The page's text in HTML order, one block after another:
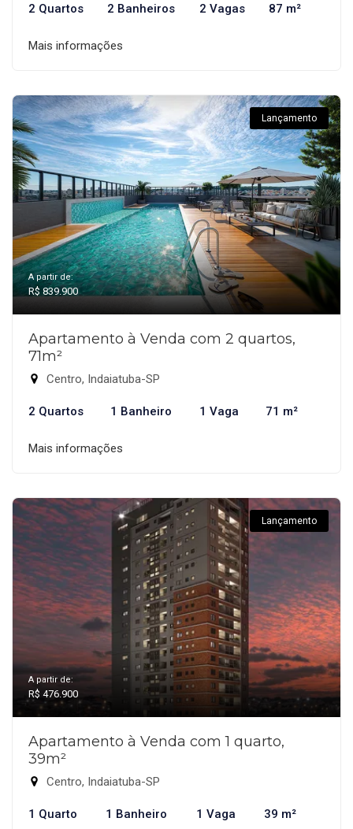
2 Quartos 2 Banheiros 2 Vagas 87 m²
Mais informações
Lançamento
A partir de:
R$ 839.900
Apartamento à Venda com 2 quartos,
71m²
Centro, Indaiatuba-SP
2 Quartos 1 Banheiro 1 Vaga 71 m²
Mais informações
Lançamento
A partir de:
R$ 476.900
Apartamento à Venda com 1 quarto,
39m²
Centro, Indaiatuba-SP
1 Quarto 1 Banheiro 1 Vaga 39 m²